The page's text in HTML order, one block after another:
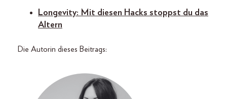
Longevity: Mit diesen Hacks stoppst du das
Altern
Die Autorin dieses Beitrags: